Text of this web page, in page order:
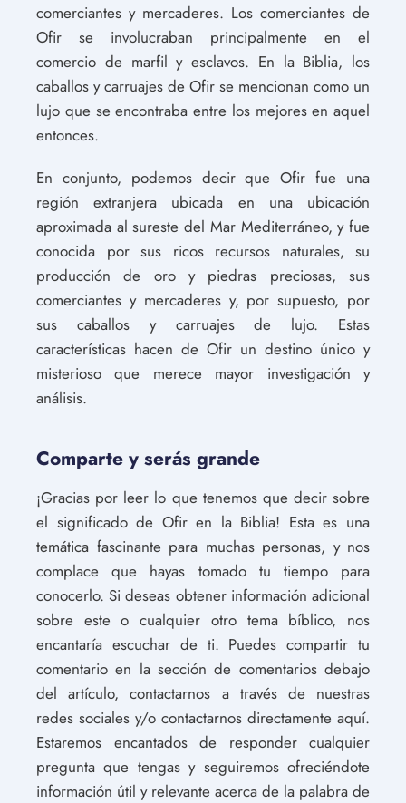
comerciantes y mercaderes. Los comerciantes de
Ofir se involucraban principalmente en el
comercio de marfil y esclavos. En la Biblia, los
caballos y carruajes de Ofir se mencionan como un
lujo que se encontraba entre los mejores en aquel
entonces.
En conjunto, podemos decir que Ofir fue una
región extranjera ubicada en una ubicación
aproximada al sureste del Mar Mediterráneo, y fue
conocida por sus ricos recursos naturales, su
producción de oro y piedras preciosas, sus
comerciantes y mercaderes y, por supuesto, por
sus caballos y carruajes de lujo. Estas
características hacen de Ofir un destino único y
misterioso que merece mayor investigación y
análisis.
Comparte y serás grande
¡Gracias por leer lo que tenemos que decir sobre
el significado de Ofir en la Biblia! Esta es una
temática fascinante para muchas personas, y nos
complace que hayas tomado tu tiempo para
conocerlo. Si deseas obtener información adicional
sobre este o cualquier otro tema bíblico, nos
encantaría escuchar de ti. Puedes compartir tu
comentario en la sección de comentarios debajo
del artículo, contactarnos a través de nuestras
redes sociales y/o contactarnos directamente aquí.
Estaremos encantados de responder cualquier
pregunta que tengas y seguiremos ofreciéndote
información útil y relevante acerca de la palabra de